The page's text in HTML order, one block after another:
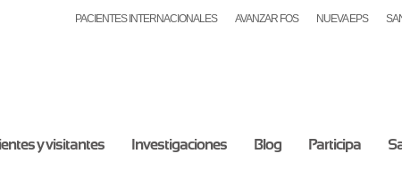
PACIENTES INTERNACIONALES AVANZAR FOS NUEVA EPS
y visitantes Investigaciones Blog Participa